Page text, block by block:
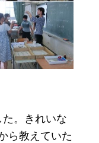
。きれいな
ら教えていた